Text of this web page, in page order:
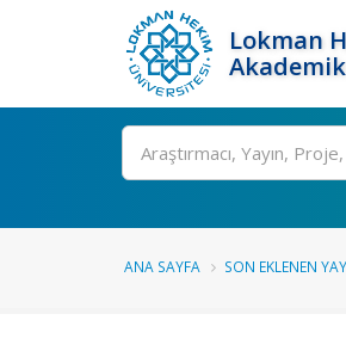
Lokman
Ara
ANA SAYFA SON EKLENEN